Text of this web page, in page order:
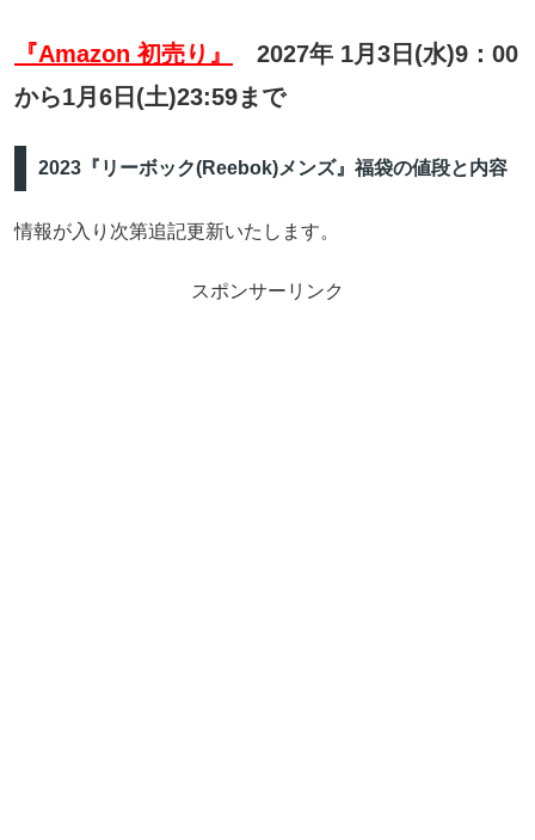
『Amazon 初売り』
2027年 1月3日(水)9：00
から1月6日(土)23:59まで
2023『リーボック(Reebok)メンズ』福袋の値段と内容
情報が入り次第追記更新いたします。
スポンサーリンク